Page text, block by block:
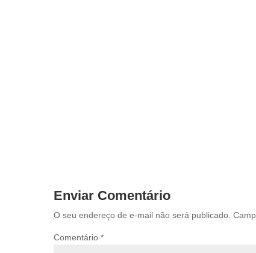
Enviar Comentário
O seu endereço de e-mail não será publicado.
Comentário *